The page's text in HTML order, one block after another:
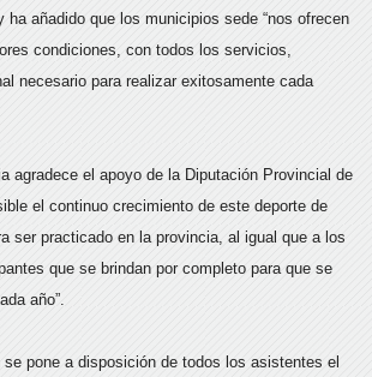
ha añadido que los municipios sede “nos ofrecen
condiciones, con todos los servicios,
necesario para realizar exitosamente cada
agradece el apoyo de la Diputación Provincial de
el continuo crecimiento de este deporte de
ser practicado en la provincia, al igual que a los
que se brindan por completo para que se
año”.
se pone a disposición de todos los asistentes el